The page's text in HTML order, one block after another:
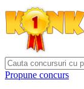
Propune concurs